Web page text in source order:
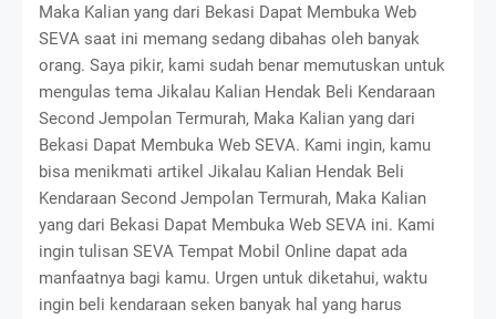
Maka Kalian yang dari Bekasi Dapat Membuka Web
SEVA saat ini memang sedang dibahas oleh banyak
orang. Saya pikir, kami sudah benar memutuskan untuk
mengulas tema Jikalau Kalian Hendak Beli Kendaraan
Second Jempolan Termurah, Maka Kalian yang dari
Bekasi Dapat Membuka Web SEVA. Kami ingin, kamu
bisa menikmati artikel Jikalau Kalian Hendak Beli
Kendaraan Second Jempolan Termurah, Maka Kalian
yang dari Bekasi Dapat Membuka Web SEVA ini. Kami
ingin tulisan SEVA Tempat Mobil Online dapat ada
manfaatnya bagi kamu. Urgen untuk diketahui, waktu
ingin beli kendaraan seken banyak hal yang harus